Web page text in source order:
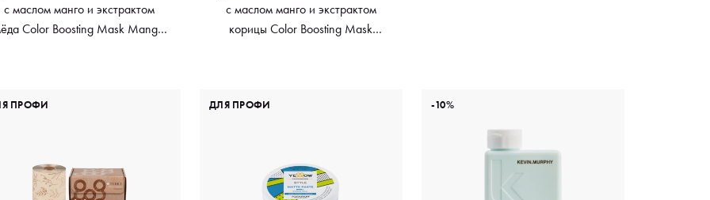
с маслом манго и экстрактом
Color Boosting Mask Mango
с маслом манго и экстрактом
корицы Color Boosting Mask
ПРОФИ ДЛЯ ПРОФИ -10%